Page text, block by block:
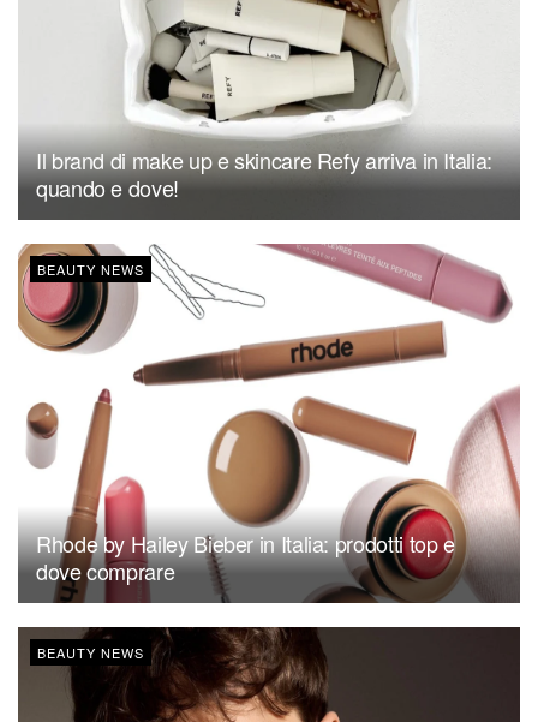
Il brand di make up e skincare Refy arriva in Italia:
quando e dove!
BEAUTY NEWS
Rhode by Hailey Bieber in Italia: prodotti top e
dove comprare
BEAUTY NEWS